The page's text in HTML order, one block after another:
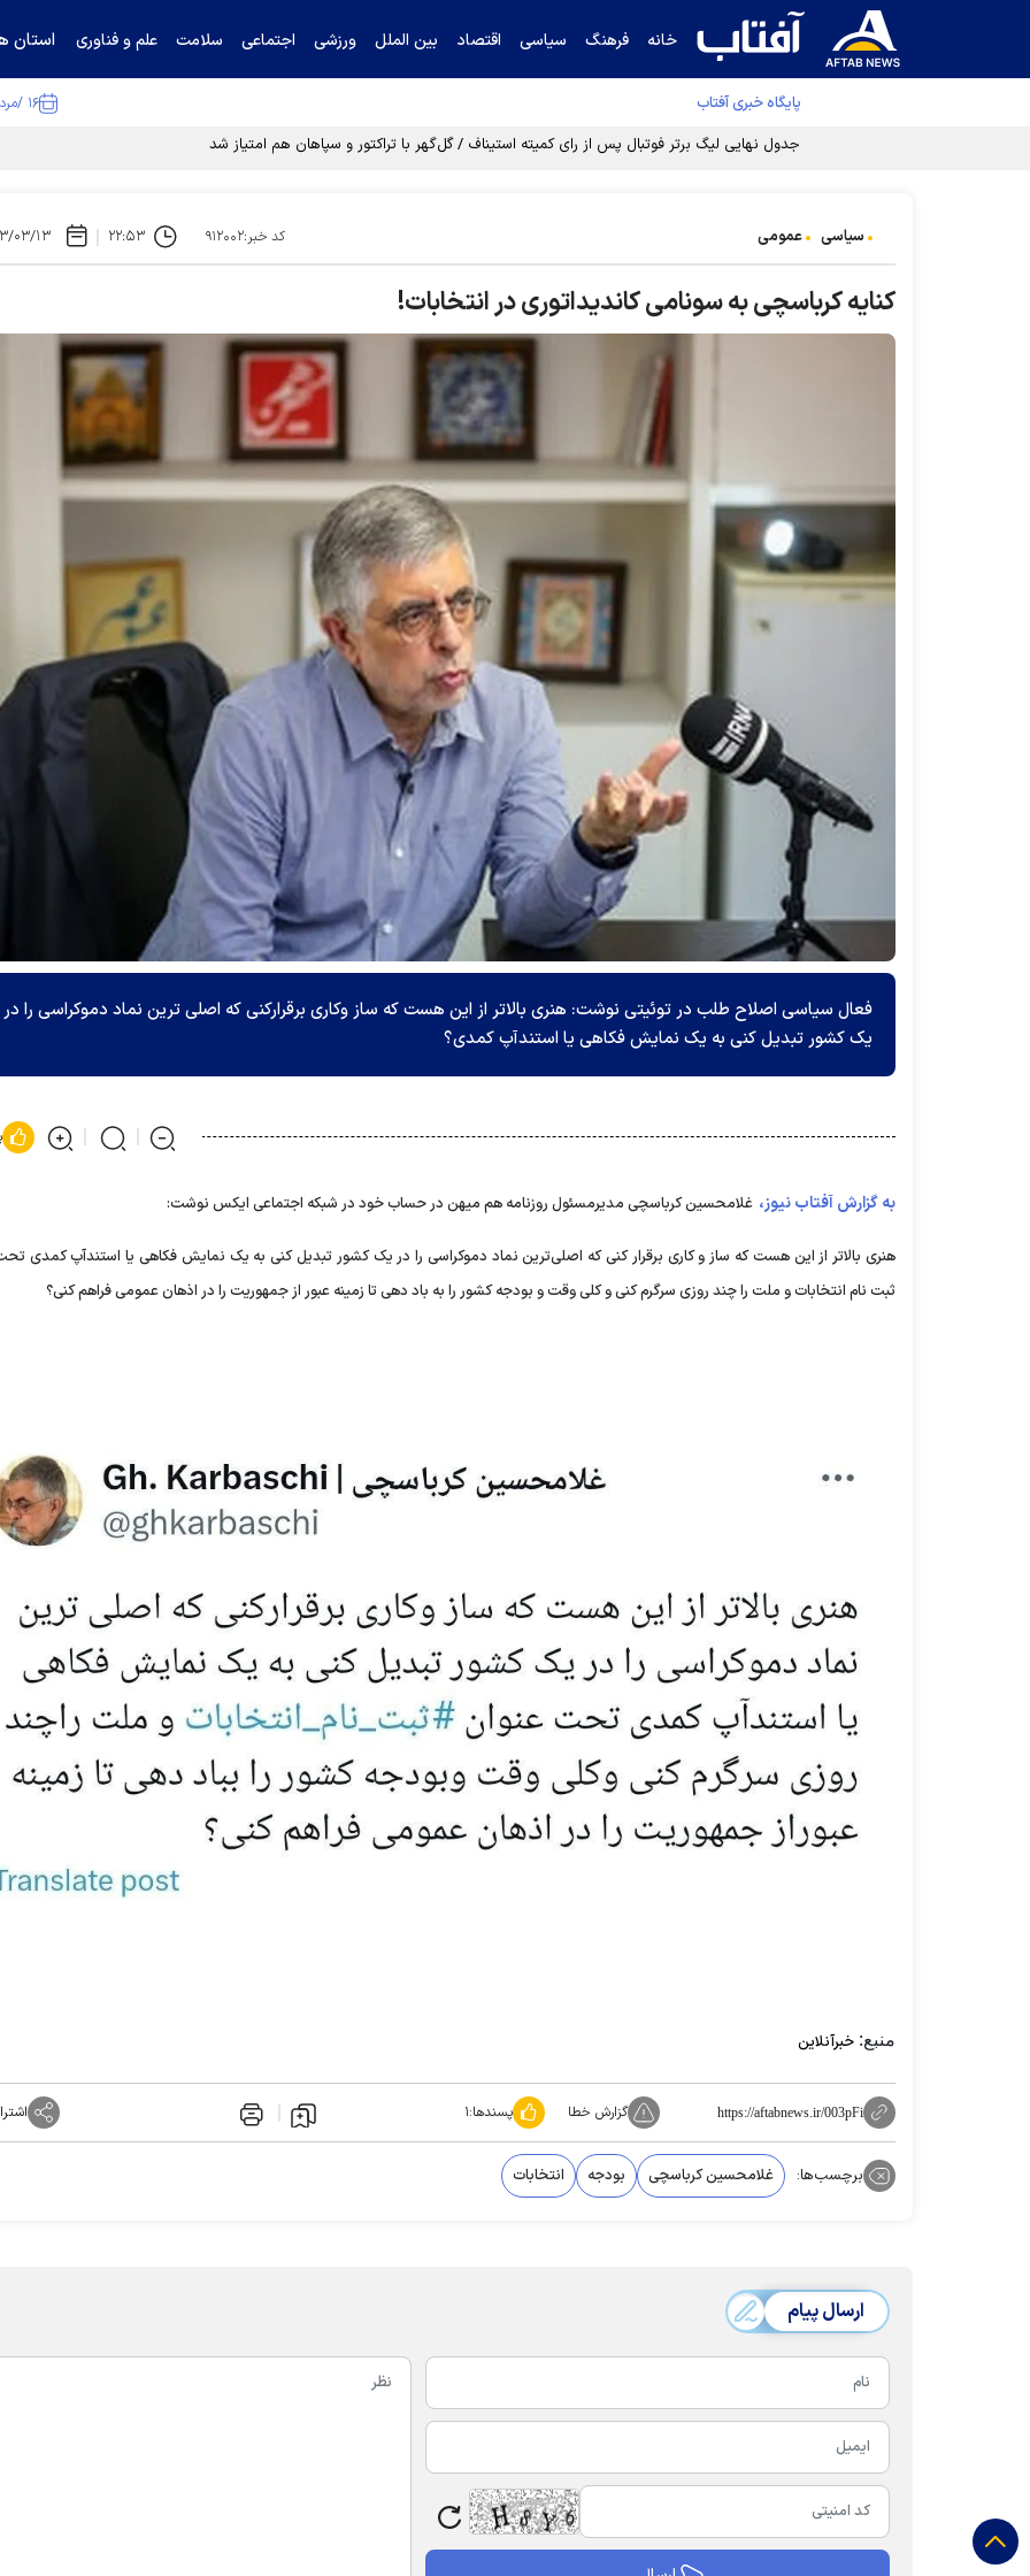
خانه فرهنگ سیاسی اقتصاد بین الملل ورزشی اجتماعی سلامت علم و فناوری استان
پایگاه خبری آفتاب ۱۶ /مرداد /۱۴۰۵
جدول نهایی لیگ برتر فوتبال پس از رای کمیته استیناف / گل‌گهر با تراکتور و سپاهان هم امتیاز شد
سیاسی عمومی کد خبر:۹۱۲۰۰۲ ۲۲:۵۳ ۱۴۰۳/
کنایه کرباسچی به سونامی کاندیداتوری در انتخابات!
فعال سیاسی اصلاح طلب در توئیتی نوشت: هنری بالاتر از این هست که ساز وکاری برقرارکنی که اصلی ترین نماد دموکراسی را در
یک کشور تبدیل کنی به یک نمایش فکاهی یا استندآپ کمدی؟
به گزارش آفتاب نیوز، غلامحسین کرباسچی مدیرمسئول روزنامه هم میهن در حساب خود در شبکه اجتماعی ایکس نوشت:
هنری بالاتر از این هست که ساز و کاری برقرار کنی که اصلی‌ترین نماد دموکراسی را در یک کشور تبدیل کنی به یک نمایش فکاهی یا استندآپ کمدی
منبع: خبرآنلاین
https://aftabnews.ir/003pFi گزارش خطا پسندها:۱
برچسب‌ها: غلامحسین کرباسچی بودجه انتخابات
ارسال پیام